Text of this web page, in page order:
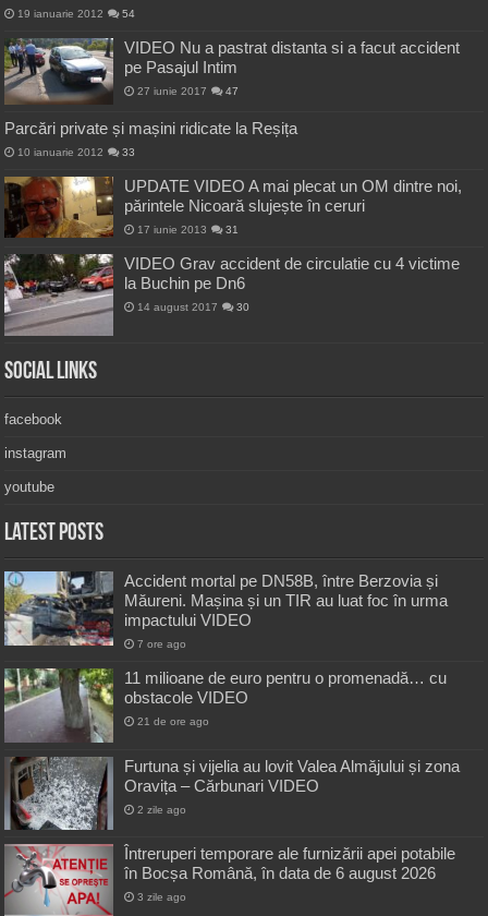
19 ianuarie 2012 54
VIDEO Nu a pastrat distanta si a facut accident
pe Pasajul Intim
27 iunie 2017 47
Parcări private și mașini ridicate la Reșița
10 ianuarie 2012 33
UPDATE VIDEO A mai plecat un OM dintre noi,
părintele Nicoară slujește în ceruri
17 iunie 2013 31
VIDEO Grav accident de circulatie cu 4 victime
la Buchin pe Dn6
14 august 2017 30
Social Links
facebook
instagram
youtube
Latest Posts
Accident mortal pe DN58B, între Berzovia și
Măureni. Mașina și un TIR au luat foc în urma
impactului VIDEO
7 ore ago
11 milioane de euro pentru o promenadă… cu
obstacole VIDEO
21 de ore ago
Furtuna și vijelia au lovit Valea Almăjului și zona
Oravița – Cărbunari VIDEO
2 zile ago
Întreruperi temporare ale furnizării apei potabile
în Bocșa Română, în data de 6 august 2026
3 zile ago